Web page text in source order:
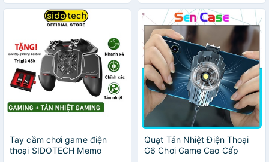
Tay cầm chơi game điện
thoại SIDOTECH Memo
Quạt Tản Nhiệt Điện Thoại
G6 Chơi Game Cao Cấp